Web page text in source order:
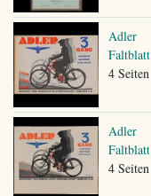
Adler
Faltblatt
4 Seiten
Adler
Faltblatt
4 Seiten